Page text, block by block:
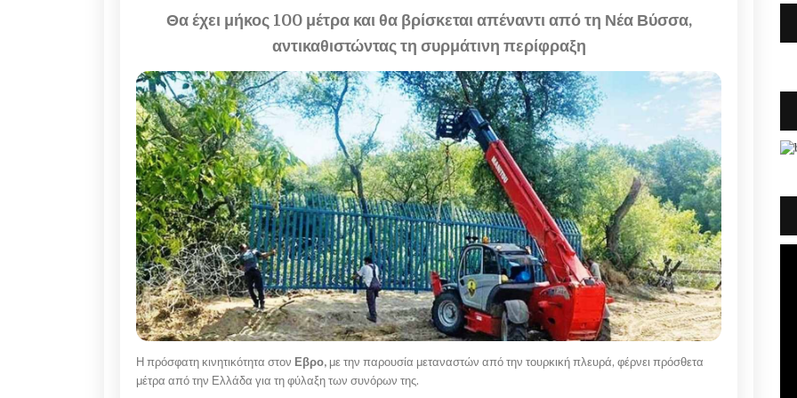
Θα έχει μήκος 100 μέτρα και θα βρίσκεται απέναντι από τη Νέα Βύσσα,
αντικαθιστώντας τη συρμάτινη περίφραξη
Η πρόσφατη κινητικότητα στον Εβρο, με την παρουσία μεταναστών από την τουρκική πλευρά, φέρνει πρόσθετα
μέτρα από την Ελλάδα για τη φύλαξη των συνόρων της.